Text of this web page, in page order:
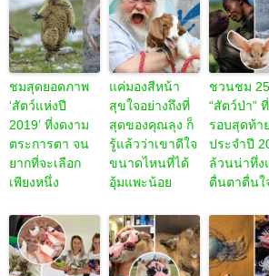
ชมสุดยอดภาพ
‘สัตว์แห่งปี
2019’ ที่งดงาม
ตระการตา จน
ยากที่จะเลือก
เพียงหนึ่ง
แค่มองสีหน้า
สุขใจอย่างถึงที่
สุดของคุณลุง ก็
รู้แล้วว่าเขาดีใจ
ขนาดไหนที่ได้
อุ้มแพะน้อย
ชวนชม
“สัตว์ป่า”
รอบสุดท้าย
ประจำปี
ล้วนน่าทึ่ง
ตื่นตาตื่นใ